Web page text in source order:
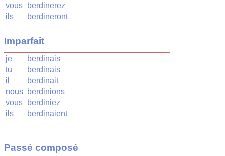
vous
berdinerez
ils
berdineront
Imparfait
je
berdinais
tu
berdinais
il
berdinait
nous berdinions
vous
berdiniez
ils
berdinaient
Passé composé